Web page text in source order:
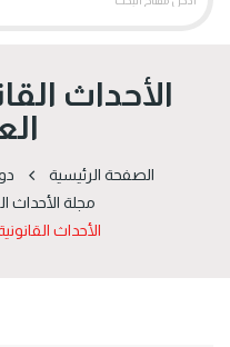
الأحداث
الصفحة الرئيسية
مجلة الأحداث
الأحداث